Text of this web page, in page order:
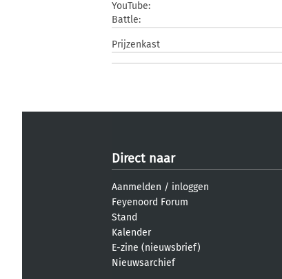
YouTube:
Battle:
Prijzenkast
Direct naar
Aanmelden / inloggen
Feyenoord Forum
Stand
Kalender
E-zine (nieuwsbrief)
Nieuwsarchief